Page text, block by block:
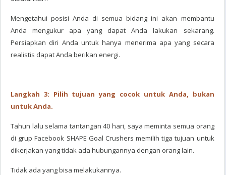
Mengetahui posisi Anda di semua bidang ini akan membantu
Anda mengukur apa yang dapat Anda lakukan sekarang.
Persiapkan diri Anda untuk hanya menerima apa yang secara
realistis dapat Anda berikan energi.
Langkah 3: Pilih tujuan yang cocok untuk Anda, bukan
untuk Anda.
Tahun lalu selama tantangan 40 hari, saya meminta semua orang
di grup Facebook SHAPE Goal Crushers memilih tiga tujuan untuk
dikerjakan yang tidak ada hubungannya dengan orang lain.
Tidak ada yang bisa melakukannya.